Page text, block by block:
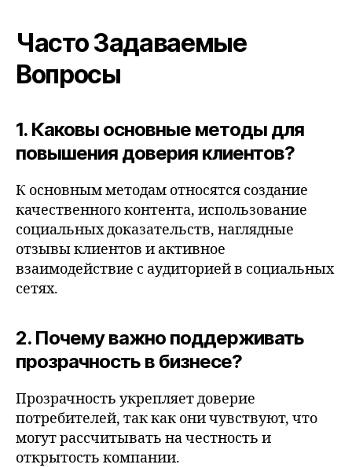
Часто Задаваемые
Вопросы
1. Каковы основные методы для
повышения доверия клиентов?
К основным методам относятся создание
качественного контента, использование
социальных доказательств, наглядные
отзывы клиентов и активное
взаимодействие с аудиторией в социальных
сетях.
2. Почему важно поддерживать
прозрачность в бизнесе?
Прозрачность укрепляет доверие
потребителей, так как они чувствуют, что
могут рассчитывать на честность и
открытость компании.